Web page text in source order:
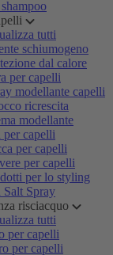
shampoo
tutti
schiumogeno
dal calore
per capelli
modellante capelli
ricrescita
modellante
per capelli
per capelli
per capelli
per lo styling
Salt Spray
risciacquo
tutti
per capelli
per capelli